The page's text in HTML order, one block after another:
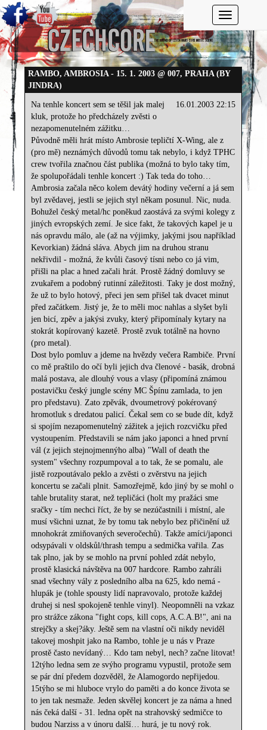
Toggle
RAMBO, AMBROSIA - 15. 1. 2003 @ 007, PRAHA (BY
JINDRA)
16.01.2003 22:15
Na tenhle koncert sem se těšil jak malej
kluk, protože ho předcházely zvěsti o
nezapomenutelném zážitku…
Původně měli hrát místo Ambrosie tepličtí X-Wing, ale z
(pro mě) neznámých důvodů tomu tak nebylo, i když TPHC
crew tvořila značnou část publika (možná to bylo taky tím,
že spolupořádali tenhle koncert :) Tak teda do toho…
Ambrosia začala něco kolem devátý hodiny večerní a já sem
byl zvědavej, jestli se jejich styl někam posunul. Nic, nuda.
Bohužel český metal/hc poněkud zaostává za svými kolegy z
jiných evropských zemí. Je sice fakt, že takových kapel je u
nás opravdu málo, ale (až na výjimky, jakými jsou například
Kevorkian) žádná sláva. Abych jim na druhou stranu
nekřivdil - možná, že kvůli časový tísni nebo co já vim,
přišli na plac a hned začali hrát. Prostě žádný domluvy se
zvukařem a podobný rutinní záležitosti. Taky je dost možný,
že už to bylo hotový, přeci jen sem přišel tak dvacet minut
před začátkem. Jistý je, že to měli moc nahlas a slyšet byli
jen bicí, zpěv a jakýsi zvuky, který připomínaly kytary na
stokrát kopírovaný kazetě. Prostě zvuk totálně na hovno
(pro metal).
Dost bylo pomluv a jdeme na hvězdy večera Rambiče. První
co mě praštilo do očí byli jejich dva členové - basák, drobná
malá postava, ale dlouhý vous a vlasy (připomíná známou
postavičku český jungle scény MC Špínu zamlada, to jen
pro představu). Zato zpěvák, dvoumetrový pokérovaný
hromotluk s dredatou palicí. Čekal sem co se bude dít, když
si spojím nezapomenutelný zážitek a jejich rozcvičku před
vystoupením. Představili se nám jako japonci a hned první
vál (z jejich stejnojmennýho alba) "Wall of death the
system" všechny rozpumpoval a to tak, že se pomalu, ale
jistě rozpoutávalo peklo a zvěsti o zvěrstvu na jejich
koncertu se začali plnit. Samozřejmě, kdo jiný by se mohl o
tahle brutality starat, než tepličáci (holt my pražáci sme
sračky - tím nechci říct, že by se nezúčastnili i místní, ale
musí všichni uznat, že by tomu tak nebylo bez přičinění už
mnohokrát zmiňovaných severočechů). Takže amíci/japonci
odsypávali v oldskůl/thrash tempu a sedmička vařila. Zas
tak plno, jak by se mohlo na první pohled zdát nebylo,
prostě klasická návštěva na 007 hardcore. Rambo zahráli
snad všechny vály z posledního alba na 625, kdo nemá -
hlupák je (tohle spousty lidí napravovalo, protože každej
druhej si nesl spokojeně tenhle vinyl). Neopomněli na vzkaz
pro strážce zákona "fight cops, kill cops, A.C.A.B!", ani na
strejčky a skej?áky. Ještě sem na vlastní oči nikdy neviděl
takovej moshpit jako na Rambo, tohle je u nás v Praze
prostě často nevídaný… Kdo tam nebyl, nech? začne litovat!
12týho ledna sem ze svýho programu vypustil, protože sem
se pár dní předem dozvěděl, že Alamogordo nepřijedou.
15týho se mi hluboce vrylo do paměti a do konce života se
to jen tak nesmaže. Jeden skvělej koncert je za náma a hned
nás čeká další - 31. ledna opět na strahovský sedmičce to
budou Narziss a v únoru další… hurá, je tu nový rok.